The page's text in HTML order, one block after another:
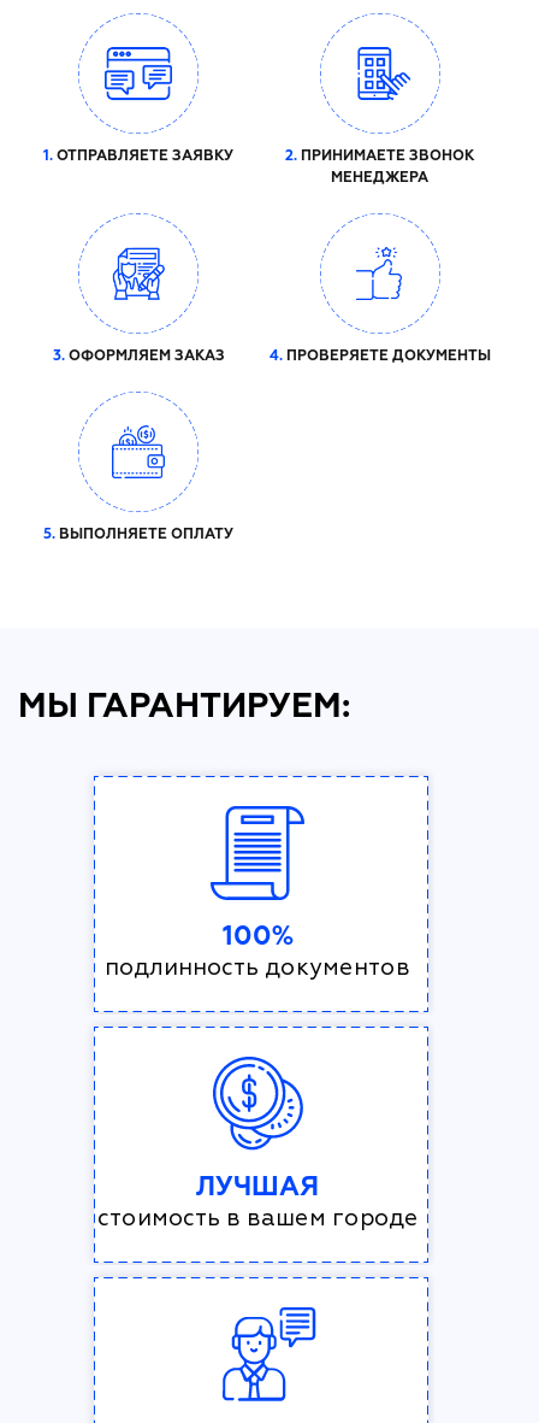
1. ОТПРАВЛЯЕТЕ ЗАЯВКУ 2. ПРИНИМАЕТЕ ЗВОНОК
МЕНЕДЖЕРА
3.ОФОРМЛЯЕМ ЗАКАЗ 4.ПРОВЕРЯЕТЕ ДОКУМЕНТЫ
5. ВЫПОЛНЯЕТЕ ОПЛАТУ
МЫ ГАРАНТИРУЕМ:
100%
подлинность документов
ЛУЧШАЯ
стоимость в вашем городе